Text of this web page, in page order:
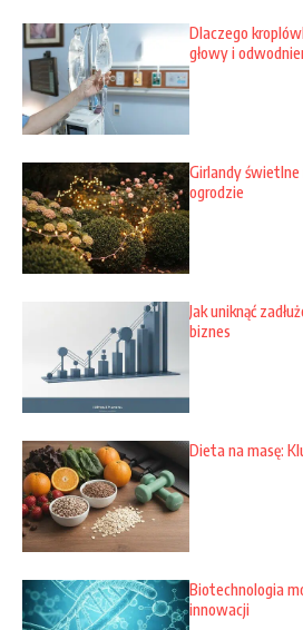
Dlaczego
głowy i
Girlandy
ogrodzie
Jak uniknąć
biznes
Dieta na masę:
Biotechnologia
innowacji